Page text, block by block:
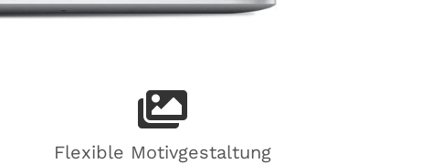
Flexible Motivgestaltung